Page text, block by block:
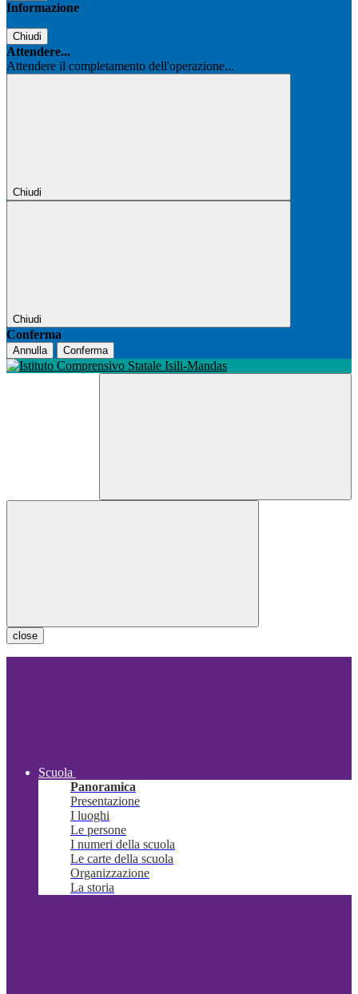
Informazione
Chiudi
Attendere...
Attendere il completamento dell'operazione...
Chiudi
Chiudi
Conferma
Annulla Conferma
close
Scuola
Panoramica
Presentazione
I luoghi
Le persone
I numeri della scuola
Le carte della scuola
Organizzazione
La storia